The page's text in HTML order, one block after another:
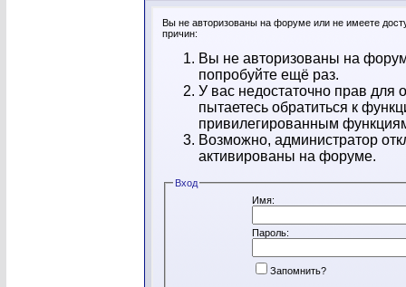
Вы не авторизованы на форуме или не имеете
причин:
Вы не авторизованы на
попробуйте ещё раз.
У вас недостаточно прав
пытаетесь обратиться к
привилегированным
Возможно, администратор
активированы на форуме.
Вход
Имя:
Пароль:
Запомнить?